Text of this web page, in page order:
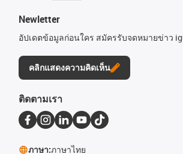
Newletter
อัปเดตข้อมูลก่อนใคร สมัครรับจดหมายข่าว
คลิกแสดงความคิดเห็น
ติดตามเรา
ภาษา:ภาษาไทย